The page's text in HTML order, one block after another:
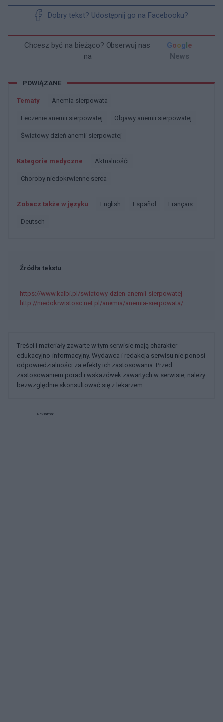
Dobry tekst? Udostępnij go na Facebooku?
Chcesz być na bieżąco? Obserwuj nas
na
Google
News
POWIĄZANE
Tematy Anemia sierpowata
Leczenie anemii sierpowatej Objawy anemii sierpowatej
światowy dzień anemii sierpowatej
Kategorie medyczne Aktualnośći
Choroby niedokrwienne serca
Zobacz także w języku english español français
deutsch
Źródła tekstu
https://www.kalbi.pl/swiatowy-dzien-anemii-sierpowatej
http://niedokrwistosc.net.pl/anemia/anemia-sierpowata/
Treści i materiały zawarte w tym serwisie mają charakter
edukacyjno-informacyjny. Wydawca i redakcja serwisu nie ponosi
odpowiedzialności za efekty ich zastosowania. Przed
zastosowaniem porad i wskazówek zawartych w serwisie, należy
bezwzględnie skonsultować się z lekarzem.
Reklama: